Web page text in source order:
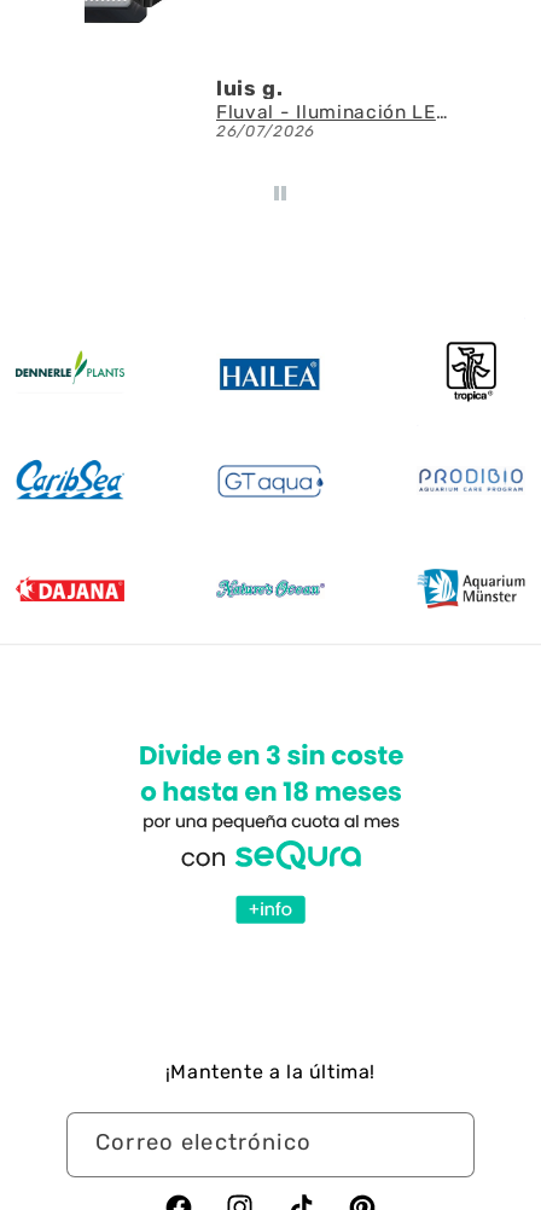
luis g.
Fluval - Iluminación LED Nano Reef 4.0 de 25W
26/07/2026
¡Mantente a la última!
Correo electrónico